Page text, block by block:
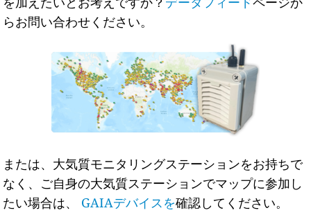
らお問い合わせください。
または、大気質モニタリングステーションをお持ちで
なく、ご自身の大気質ステーションでマップに参加し
たい場合は、 GAIAデバイスを確認してください。